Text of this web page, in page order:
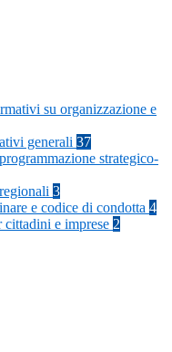
su organizzazione e
generali 37
strategico-
3
e codice di condotta 4
e imprese 2